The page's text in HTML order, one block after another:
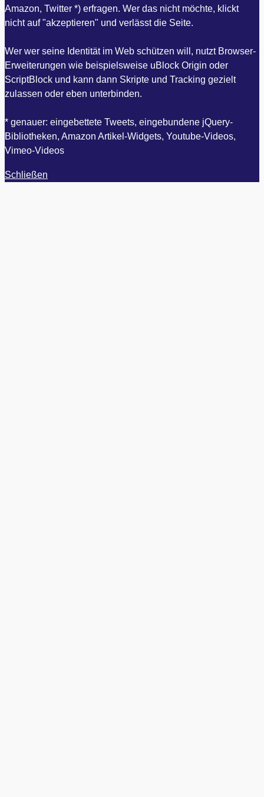
Amazon, Twitter *) erfragen. Wer das nicht möchte, klickt
nicht auf "akzeptieren" und verlässt die Seite.
Wer wer seine Identität im Web schützen will, nutzt Browser-
Erweiterungen wie beispielsweise uBlock Origin oder
ScriptBlock und kann dann Skripte und Tracking gezielt
zulassen oder eben unterbinden.
* genauer: eingebettete Tweets, eingebundene jQuery-
Bibliotheken, Amazon Artikel-Widgets, Youtube-Videos,
Vimeo-Videos
Schließen